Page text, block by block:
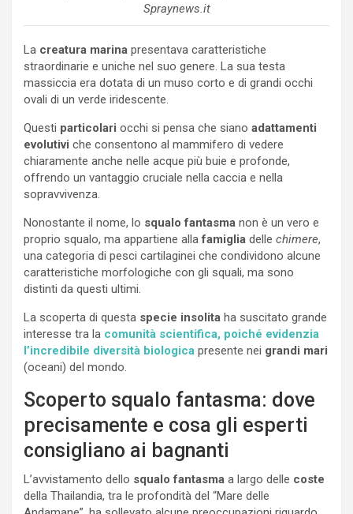
Spraynews.it
La creatura marina presentava caratteristiche
straordinarie e uniche nel suo genere. La sua testa
massiccia era dotata di un muso corto e di grandi occhi
ovali di un verde iridescente.
Questi particolari occhi si pensa che siano adattamenti
evolutivi che consentono al mammifero di vedere
chiaramente anche nelle acque più buie e profonde,
offrendo un vantaggio cruciale nella caccia e nella
sopravvivenza.
Nonostante il nome, lo squalo fantasma non è un vero e
proprio squalo, ma appartiene allafamiglia delle chimere,
una categoria di pesci cartilaginei che condividono alcune
caratteristiche morfologiche con gli squali, ma sono
distinti da questi ultimi.
La scoperta di questa specie insolita ha suscitato grande
interesse tra la comunità scientifica, poiché evidenzia
l’incredibile diversità biologica presente nei grandi mari
(oceani) del mondo.
Scoperto squalo fantasma: dove
precisamente e cosa gli esperti
consigliano ai bagnanti
L’avvistamento dello squalo fantasma a largo delle coste
della Thailandia, tra le profondità del “Mare delle